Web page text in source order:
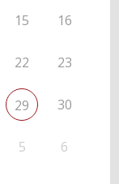
15 16
22 23
29 30
5 6